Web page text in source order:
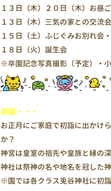
１３日（木）２０日（木）お昼
１３日（木）三気の家との交流
１５日（土）ふじぐみお別れ会
１８日（火）誕生会
※卒園記念写真撮影（予定）・小
初詣・・・
お正月にご家庭で初詣に出かけ
か？
神宮は皇室の祖先や皇族と縁の
神社は祭神の名や地名を冠した
※園では各クラス兎谷神社に初詣